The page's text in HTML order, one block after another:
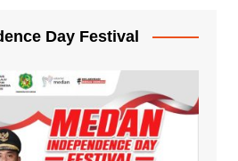
Day Festival